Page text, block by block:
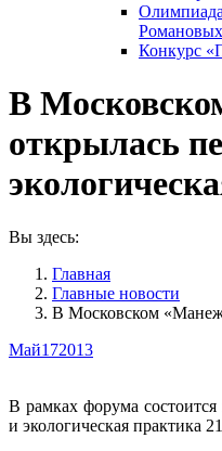
Конкурс
В
открылась
Вы здесь:
Главная
Главные новости
В Московском
Май172013
В рамках форума
и экологическая практика